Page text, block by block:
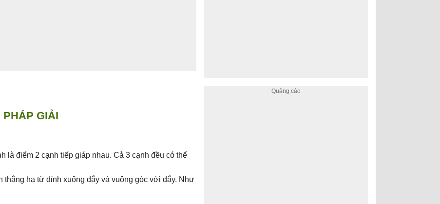
GIẢI
là điểm 2 cạnh tiếp giáp nhau. Cả 3 cạnh đều có thể
thẳng hạ từ đỉnh xuống đắy và vuông góc với đắy. Như